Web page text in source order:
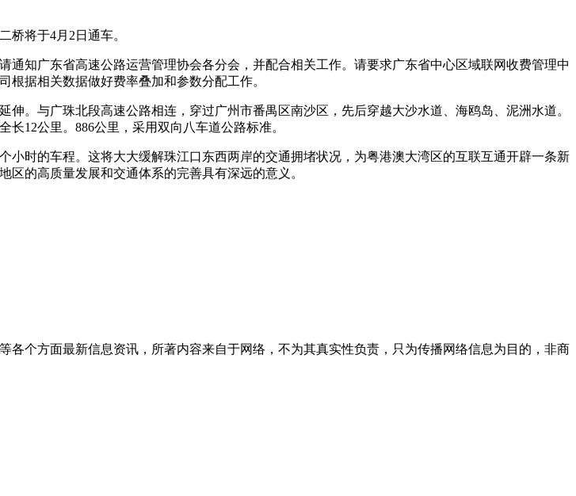
桥将于4月2日通车。
知广东省高速公路运营管理协会各分会，并配合相关工作。请要求广东省中心区域联网收费管理中
根据相关数据做好费率叠加和参数分配工作。
。与广珠北段高速公路相连，穿过广州市番禺区南沙区，先后穿越大沙水道、海鸥岛、泥洲水道。
12公里。886公里，采用双向八车道公路标准。
时的车程。这将大大缓解珠江口东西两岸的交通拥堵状况，为粤港澳大湾区的互联互通开辟一条新
的高质量发展和交通体系的完善具有深远的意义。
个方面最新信息资讯，所著内容来自于网络，不为其真实性负责，只为传播网络信息为目的，非商